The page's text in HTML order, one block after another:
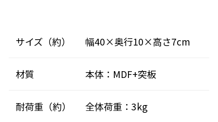
サイズ（約） 幅40×奥行10×高さ7cm
材質 本体：MDF+突板
耐荷重（約） 全体荷重：3kg